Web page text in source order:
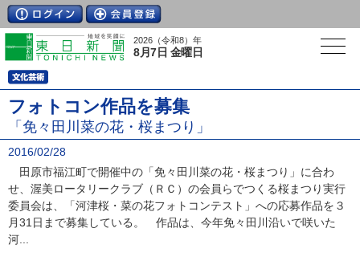
2026（令和8）年
8月7日 金曜日
フォトコン作品を募集
「免々田川菜の花・桜まつり」
2016/02/28
田原市福江町で開催中の「免々田川菜の花・桜まつり」に合わ
せ、渥美ロータリークラブ（ＲＣ）の会員らでつくる桜まつり実行
委員会は、「河津桜・菜の花フォトコンテスト」への応募作品を３
月31日まで募集している。 作品は、今年免々田川沿いで咲いた
河...